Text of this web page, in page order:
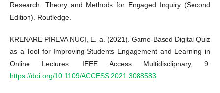
Research: Theory and Methods for Engaged Inquiry (Second
Edition). Routledge.
KRENARE PIREVA NUCI, E. a. (2021). Game-Based Digital Quiz
as a Tool for Improving Students Engagement and Learning in
Online Lectures. IEEE Access Multidisclipnary, 9.
https://doi.org/10.1109/ACCESS.2021.3088583